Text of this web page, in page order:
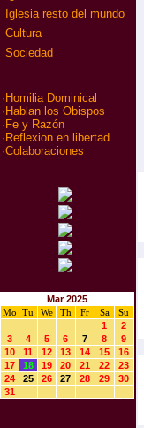
Iglesia resto del mundo
Cultura
Sociedad
· Homilia Dominical
· Hablan los Obispos
· Fe y Razón
· Reflexion en libertad
·Colaboraciones
Mar 2025
Mo
Tu We Th Fr Sa
Su
1
2
3
4 5 6 7 8
9
10
11 12 13 14 15
16
17
18 19 20 21 22
23
24
25 26 27 28 29
30
31